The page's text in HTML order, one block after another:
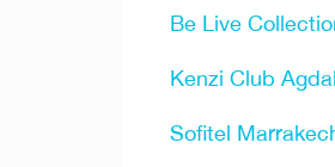
Be Live
Kenzi Club
Sofitel